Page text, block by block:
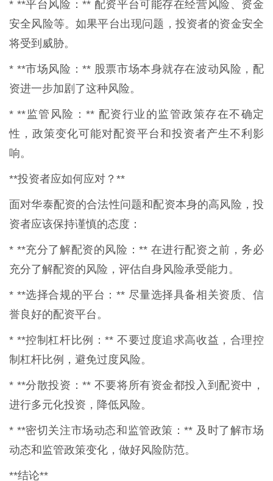
* **平台风险：** 配资平台可能存在经营风险、资金
安全风险等。如果平台出现问题，投资者的资金安全
将受到威胁。
* **市场风险：** 股票市场本身就存在波动风险，配
资进一步加剧了这种风险。
* **监管风险：** 配资行业的监管政策存在不确定
性，政策变化可能对配资平台和投资者产生不利影
响。
**投资者应如何应对？**
面对华泰配资的合法性问题和配资本身的高风险，投
资者应该保持谨慎的态度：
* **充分了解配资的风险：** 在进行配资之前，务必
充分了解配资的风险，评估自身风险承受能力。
* **选择合规的平台：** 尽量选择具备相关资质、信
誉良好的配资平台。
* **控制杠杆比例：** 不要过度追求高收益，合理控
制杠杆比例，避免过度风险。
* **分散投资：** 不要将所有资金都投入到配资中，
进行多元化投资，降低风险。
* **密切关注市场动态和监管政策：** 及时了解市场
动态和监管政策变化，做好风险防范。
**结论**